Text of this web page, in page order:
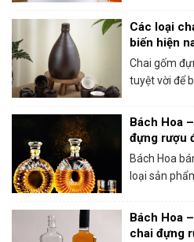
Các loại
biến hiện
Chai gốm
tuyệt vời để
Bách Hoa
đựng rượu
Bách Hoa
loại sản
Bách Hoa
chai đựng